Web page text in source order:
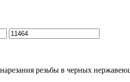
резьбы в черных